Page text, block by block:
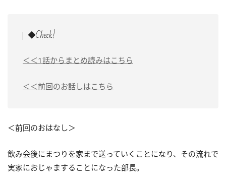
◆Check!
＜＜1話からまとめ読みはこちら
＜＜前回のお話しはこちら
＜前回のおはなし＞
飲み会後にまつりを家まで送っていくことになり、その流れで
実家におじゃますることになった部長。